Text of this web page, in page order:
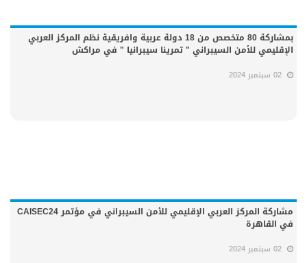
بمشاركة 80 متخصص من 18 دولة عربية وافريقية نظم المركز العربي
الإقليمي للأمن السيبراني " تمرينا سيبرانيا " في مراكش
02 سبتمبر 2024
مشاركة المركز العربي الإقليمي للأمن السيبراني في مؤتمر CAISEC24
في القاهرة
02 سبتمبر 2024